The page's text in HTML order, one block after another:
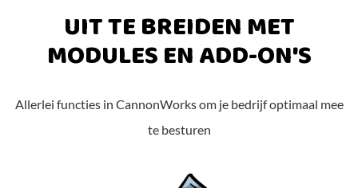
UIT TE BREIDEN MET
MODULES EN ADD-ON'S
Allerlei functies in CannonWorks om je bedrijf optimaal mee
te besturen